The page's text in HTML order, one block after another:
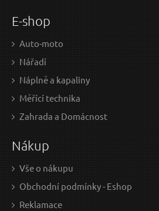
E-shop
Auto-moto
Nářadí
Náplně a kapaliny
Měřící technika
Zahrada a Domácnost
Nákup
Vše o nákupu
Obchodní podmínky - Eshop
Reklamace